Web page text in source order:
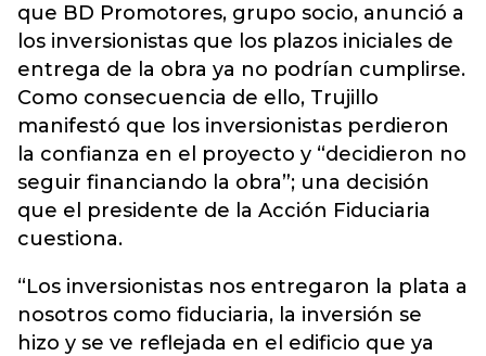
que BD Promotores, grupo socio, anunció a
los inversionistas que los plazos iniciales de
entrega de la obra ya no podrían cumplirse.
Como consecuencia de ello, Trujillo
manifestó que los inversionistas perdieron
la confianza en el proyecto y “decidieron no
seguir financiando la obra”; una decisión
que el presidente de la Acción Fiduciaria
cuestiona.
“Los inversionistas nos entregaron la plata a
nosotros como fiduciaria, la inversión se
hizo y se ve reflejada en el edificio que ya